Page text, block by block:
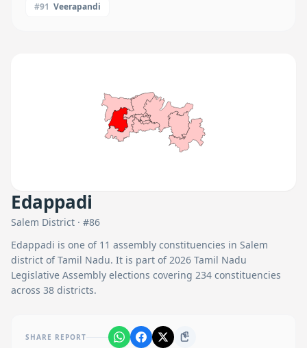
#91 Veerapandi
Edappadi
Salem District · #86
Edappadi is one of 11 assembly constituencies in Salem
district of Tamil Nadu. It is part of 2026 Tamil Nadu
Legislative Assembly elections covering 234 constituencies
across 38 districts.
SHARE REPORT